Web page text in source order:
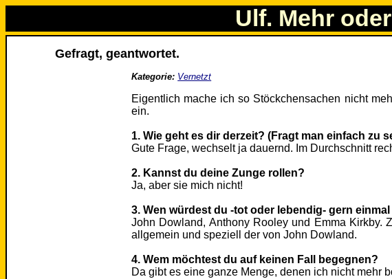
Ulf. Mehr
Gefragt, geantwortet.
Kategorie: Vernetzt
Eigentlich mache ich so Stöckchensachen nicht
ein.
1. Wie geht es dir derzeit? (Fragt man einfach zu
Gute Frage, wechselt ja dauernd. Im Durchschnitt
2. Kannst du deine Zunge rollen?
Ja, aber sie mich nicht!
3. Wen würdest du -tot oder lebendig- gern
John Dowland, Anthony Rooley und Emma Kirkby.
allgemein und speziell der von John Dowland.
4. Wem möchtest du auf keinen Fall begegnen?
Da gibt es eine ganze Menge, denen ich nicht mehr